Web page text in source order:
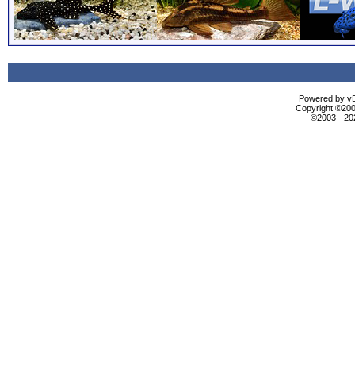
Powered by
Copyright
©2003 -